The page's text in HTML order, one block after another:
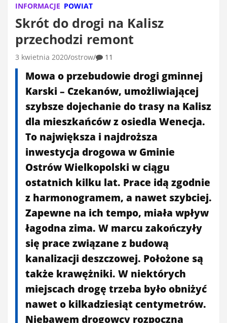
INFORMACJE POWIAT
Skrót do drogi na Kalisz
przechodzi remont
3 kwietnia 2020 ostrow 11
Mowa o przebudowie drogi gminnej
Karski – Czekanów, umożliwiającej
szybsze dojechanie do trasy na Kalisz
dla mieszkańców z osiedla Wenecja.
To największa i najdroższa
inwestycja drogowa w Gminie
Ostrów Wielkopolski w ciągu
ostatnich kilku lat. Prace idą zgodnie
z harmonogramem, a nawet szybciej.
Zapewne na ich tempo, miała wpływ
łagodna zima. W marcu zakończyły
się prace związane z budową
kanalizacji deszczowej. Położone są
także krawężniki. W niektórych
miejscach drogę trzeba było obniżyć
nawet o kilkadziesiąt centymetrów.
Niebawem drogowcy rozpoczną